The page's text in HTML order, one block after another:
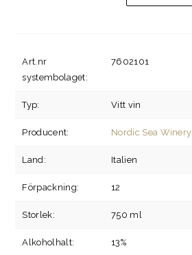
Art.nr
systembolaget:
7602101
Typ: Vitt vin
Producent: Nordic Sea Winery
Land: Italien
Förpackning: 12
Storlek: 750 ml
Alkoholhalt: 13%